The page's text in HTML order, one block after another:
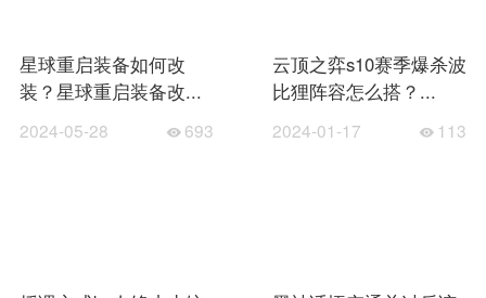
星球重启装备如何改
装？星球重启装备改...
2024-05-28 693
云顶之弈s10赛季爆杀波
比狸阵容怎么搭？...
2024-01-17 113